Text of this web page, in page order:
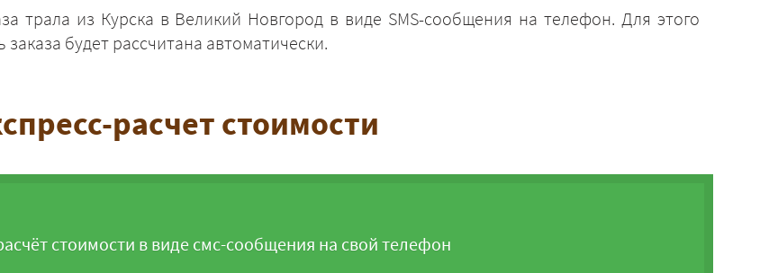
трала из Курска в Великий Новгород в виде SMS-сообщения на телефон. Для этого
будет рассчитана автоматически.
расчет стоимости
стоимости в виде смс-сообщения на свой телефон